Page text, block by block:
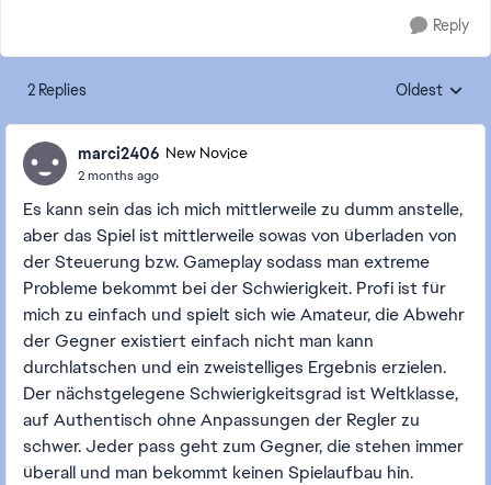
Reply
2 Replies Replies
Oldest
marci2406 New Novice
2 months ago
Es kann sein das ich mich mittlerweile zu dumm anstelle,
aber das Spiel ist mittlerweile sowas von überladen von
der Steuerung bzw. Gameplay sodass man extreme
Probleme bekommt bei der Schwierigkeit. Profi ist für
mich zu einfach und spielt sich wie Amateur, die Abwehr
der Gegner existiert einfach nicht man kann
durchlatschen und ein zweistelliges Ergebnis erzielen.
Der nächstgelegene Schwierigkeitsgrad ist Weltklasse,
auf Authentisch ohne Anpassungen der Regler zu
schwer. Jeder pass geht zum Gegner, die stehen immer
überall und man bekommt keinen Spielaufbau hin.